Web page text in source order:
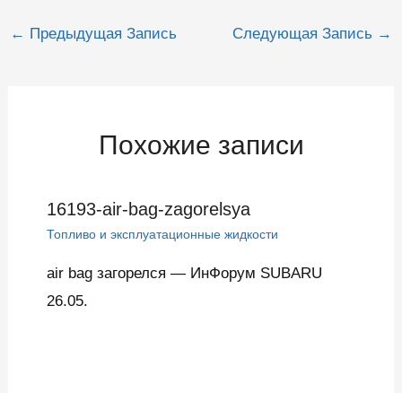
Навигация
← Предыдущая Запись Следующая Запись →
Похожие записи
16193-air-bag-zagorelsya
Топливо и эксплуатационные жидкости
air bag загорелся — ИнФорум SUBARU
26.05.